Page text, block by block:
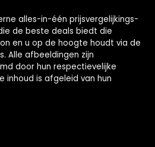
alles-in-één prijsvergelijkings-
de beste deals biedt die
en u op de hoogte houdt via de
Alle afbeeldingen zijn
door hun respectievelijke
inhoud is afgeleid van hun